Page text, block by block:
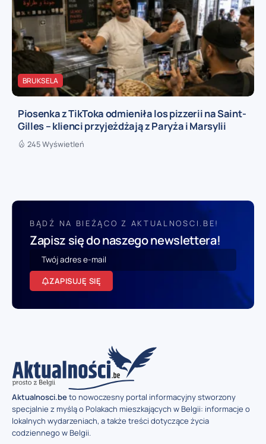
BRUKSELA
Piosenka z TikToka odmieniła los pizzerii na Saint-
Gilles – klienci przyjeżdżają z Paryża i Marsylii
245 Wyświetleń
BĄDŹ NA BIEŻĄCO Z AKTUALNOSCI.BE!
Zapisz się do naszego newslettera!
ZAPISUJĘ SIĘ
Aktualnosci.beto nowoczesny portal informacyjny stworzony
specjalnie z myślą o Polakach mieszkających w Belgii: informacje o
lokalnych wydarzeniach, a także treści dotyczące życia
codziennego w Belgii.